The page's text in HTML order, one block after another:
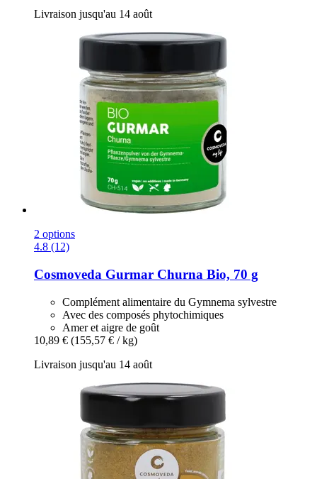
Livraison jusqu'au 14 août
2 options
4.8 (12)
Cosmoveda Gurmar Churna Bio, 70 g
Complément alimentaire du Gymnema sylvestre
Avec des composés phytochimiques
Amer et aigre de goût
10,89 € (155,57 € / kg)
Livraison jusqu'au 14 août